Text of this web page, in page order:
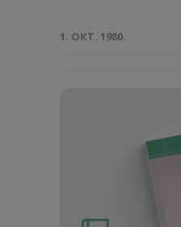
1. ОКТ. 1980.